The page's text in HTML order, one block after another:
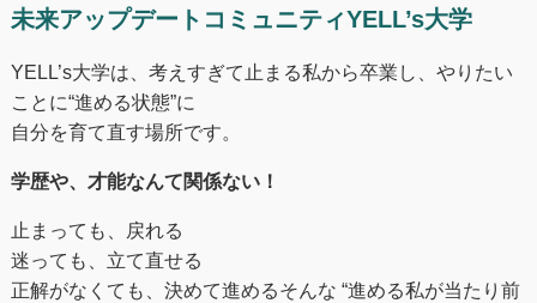
未来アップデートコミュニティYELL’s大学
YELL’s大学は、考えすぎて止まる私から卒業し、やりたい
ことに“進める状態”に
自分を育て直す場所です。
学歴や、才能なんて関係ない！
止まっても、戻れる
迷っても、立て直せる
正解がなくても、決めて進めるそんな “進める私が当たり前